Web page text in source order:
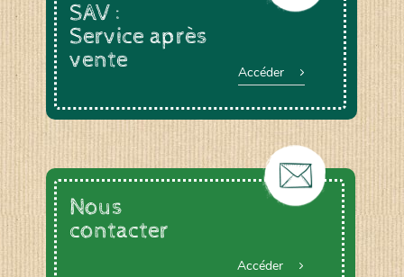
SAV :
Service après
vente
Accéder
Nous
contacter
Accéder